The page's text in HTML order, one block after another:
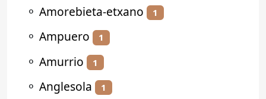
⚬ Amorebieta-etxano 1
⚬ Ampuero 1
⚬ Amurrio 1
⚬ Anglesola 1